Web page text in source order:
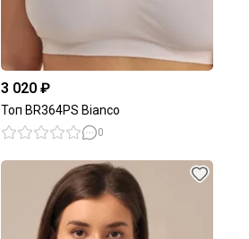
3 020 ₽
Топ BR364PS Bianco
0